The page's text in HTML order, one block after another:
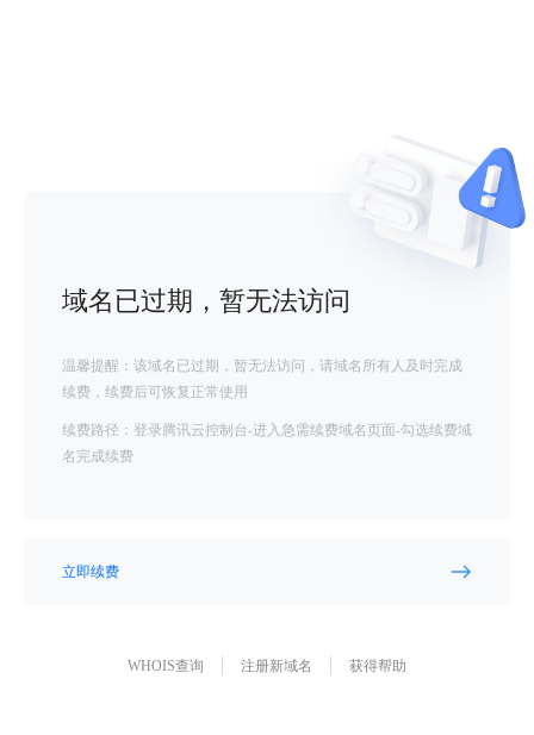
域名已过期，暂无法访问
温馨提醒：该域名已过期，暂无法访问，请域名所有人及时完成
续费，续费后可恢复正常使用
续费路径：登录腾讯云控制台-进入急需续费域名页面-勾选续费域
名完成续费
立即续费
WHOIS查询 注册新域名 获得帮助